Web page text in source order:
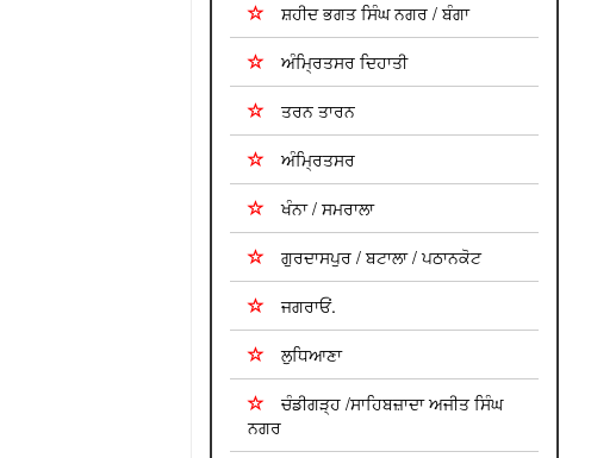
ਸ਼ਹੀਦ ਭਗਤ ਸਿੰਘ ਨਗਰ / ਬੰਗਾ
ਅੰਮ੍ਰਿਤਸਰ ਦਿਹਾਤੀ
ਤਰਨ ਤਾਰਨ
ਅੰਮ੍ਰਿਤਸਰ
ਖੰਨਾ / ਸਮਰਾਲਾ
ਗੁਰਦਾਸਪੁਰ / ਬਟਾਲਾ / ਪਠਾਨਕੋਟ
ਜਗਰਾਓਂ.
ਲੁਧਿਆਣਾ
ਚੰਡੀਗੜ੍ਹ /ਸਾਹਿਬਜ਼ਾਦਾ ਅਜੀਤ ਸਿੰਘ
ਨਗਰ